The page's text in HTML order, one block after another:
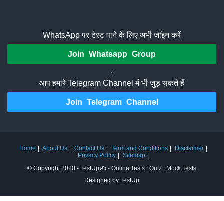
WhatsApp पर टेस्ट पाने के लिए अभी जॉइन करें
Join Whatsapp Group
.
आप हमारे Telegram Channel में भी जुड़ सकते हैं
Join Telegram Channel
Home About Us Contact Us Term and Conditions
Disclaimer
Privacy Policy
Sitemap
© Copyright 2020 - TestUp✍️ - Online Tests | Quiz | Mock Tests
Designed by TestUp